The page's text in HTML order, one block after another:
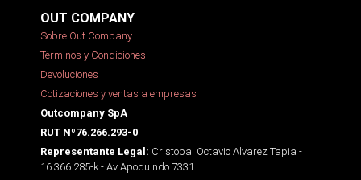
OUT COMPANY
Sobre Out Company
Términos y Condiciones
Devoluciones
Cotizaciones y ventas a empresas
Outcompany SpA
RUT Nº76.266.293-0
Representante Legal: Cristobal Octavio Alvarez Tapia -
16.366.285-k - Av Apoquindo 7331